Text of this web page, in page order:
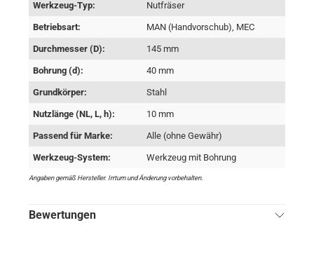
Werkzeug-Typ: Nutfräser
Betriebsart: MAN (Handvorschub), MEC
Durchmesser (D): 145 mm
Bohrung (d): 40 mm
Grundkörper: Stahl
Nutzlänge (NL, L, h): 10 mm
Passend für Marke: Alle (ohne Gewähr)
Werkzeug-System: Werkzeug mit Bohrung
Angaben gemäß Hersteller. Irrtum und Änderung vorbehalten.
Bewertungen